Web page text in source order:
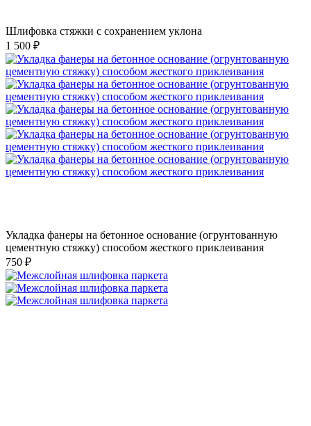
Шлифовка стяжки с сохранением уклона
1 500 ₽
Укладка фанеры на бетонное основание (огрунтованную
цементную стяжку) способом жесткого приклеивания
750 ₽